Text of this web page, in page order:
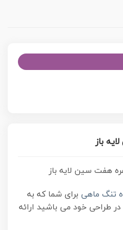
هفت سین لایه باز
تنگ ماهی برای شما که به
در طراحی خود می باشید ارائه